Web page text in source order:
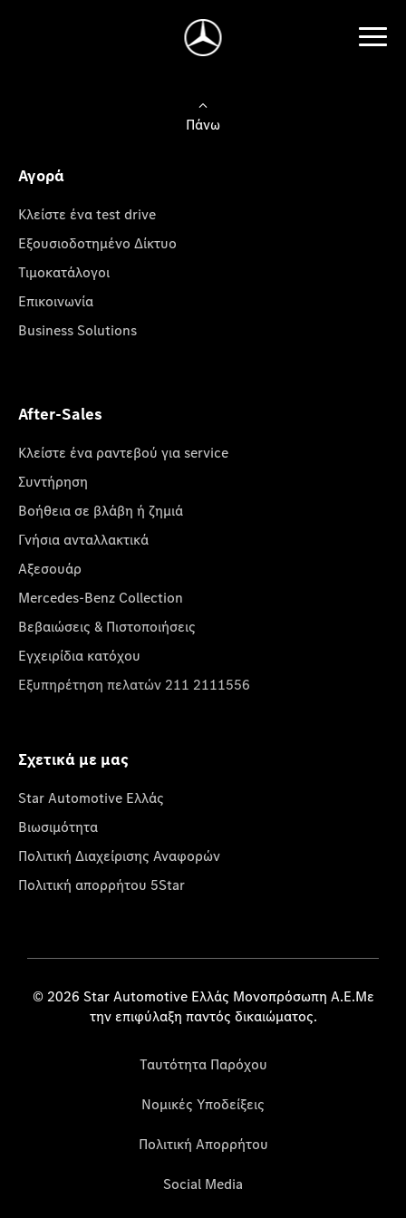
Πάνω
Αγορά
Κλείστε ένα test drive
Εξουσιοδοτημένο Δίκτυο
Τιμοκατάλογοι
Επικοινωνία
Business Solutions
After-Sales
Κλείστε ένα ραντεβού για service
Συντήρηση
Βοήθεια σε βλάβη ή ζημιά
Γνήσια ανταλλακτικά
Αξεσουάρ
Mercedes-Benz Collection
Βεβαιώσεις & Πιστοποιήσεις
Εγχειρίδια κατόχου
Εξυπηρέτηση πελατών 211 2111556
Σχετικά με μας
Star Automotive Ελλάς
Βιωσιμότητα
Πολιτική Διαχείρισης Αναφορών
Πολιτική απορρήτου 5Star
© 2026 Star Automotive Ελλάς Μονοπρόσωπη Α.Ε.Με
την επιφύλαξη παντός δικαιώματος.
Ταυτότητα Παρόχου
Νομικές Υποδείξεις
Πολιτική Απορρήτου
Social Media